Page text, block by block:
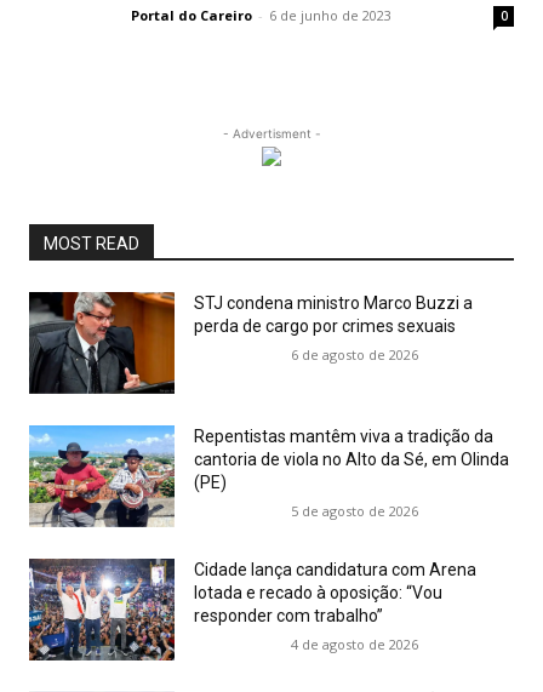
Portal do Careiro - 6 de junho de 2023 0
- Advertisment -
MOST READ
STJ condena ministro Marco Buzzi a
perda de cargo por crimes sexuais
6 de agosto de 2026
Repentistas mantêm viva a tradição da
cantoria de viola no Alto da Sé, em Olinda
(PE)
5 de agosto de 2026
Cidade lança candidatura com Arena
lotada e recado à oposição: “Vou
responder com trabalho”
4 de agosto de 2026